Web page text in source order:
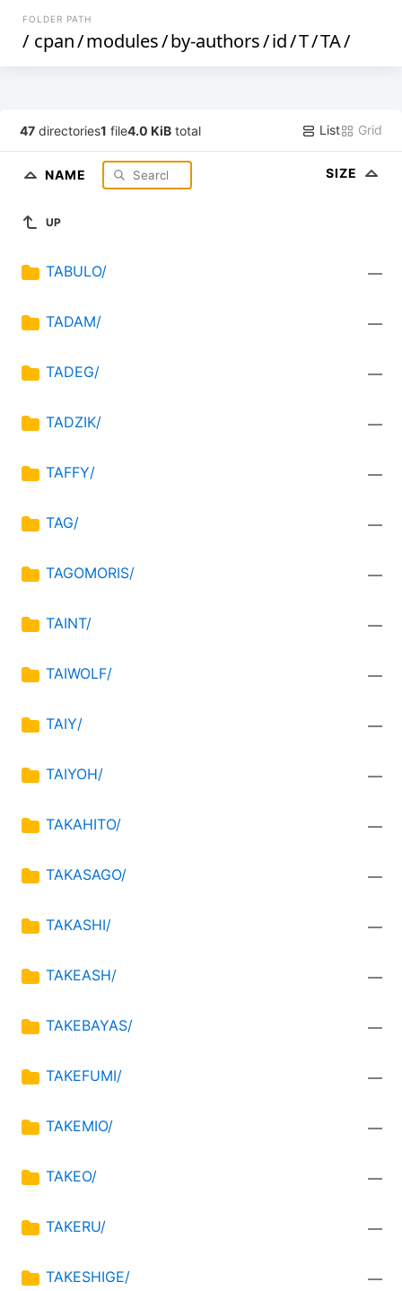
FOLDER PATH
/ cpan/modules/by-authors/id/T/TA/
47 directories1 file4.0 KiB total List Grid
NAME SIZE
UP
TABULO/ —
TADAM/ —
TADEG/ —
TADZIK/ —
TAFFY/ —
TAG/ —
TAGOMORIS/ —
TAINT/ —
TAIWOLF/ —
TAIY/ —
TAIYOH/ —
TAKAHITO/ —
TAKASAGO/ —
TAKASHI/ —
TAKEASH/ —
TAKEBAYAS/ —
TAKEFUMI/ —
TAKEMIO/ —
TAKEO/ —
TAKERU/ —
TAKESHIGE/ —